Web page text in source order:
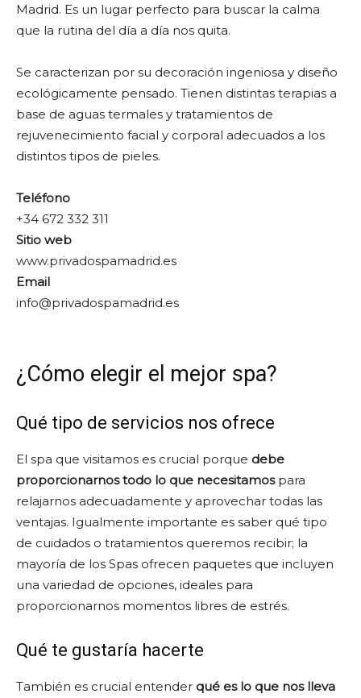
Madrid. Es un lugar perfecto para buscar la calma
que la rutina del día a día nos quita.
Se caracterizan por su decoración ingeniosa y diseño
ecológicamente pensado. Tienen distintas terapias a
base de aguas termales y tratamientos de
rejuvenecimiento facial y corporal adecuados a los
distintos tipos de pieles.
Teléfono
+34 672 332 311
Sitio web
www.privadospamadrid.es
Email
info@privadospamadrid.es
¿Cómo elegir el mejor spa?
Qué tipo de servicios nos ofrece
El spa que visitamos es crucial porque debe
proporcionarnos todo lo que necesitamospara
relajarnos adecuadamente y aprovechar todas las
ventajas. Igualmente importante es saber qué tipo
de cuidados o tratamientos queremos recibir; la
mayoría de los Spas ofrecen paquetes que incluyen
una variedad de opciones, ideales para
proporcionarnos momentos libres de estrés.
Qué te gustaría hacerte
También es crucial entender qué es lo que nos lleva